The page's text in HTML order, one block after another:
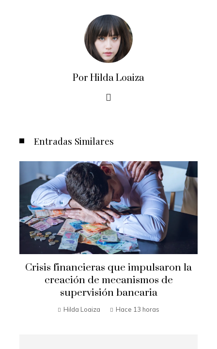
Por Hilda Loaiza
Entradas Similares
Cómo la economía azul puede
transformar la economía nacional de
Belice
Hilda Loaiza Hace 3 días